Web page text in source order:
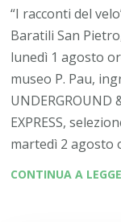
“I racconti del
Baratili San
lunedì 1 agosto
museo P. Pau,
UNDERGROUND
EXPRESS,
martedì 2 agosto
CONTINUA A